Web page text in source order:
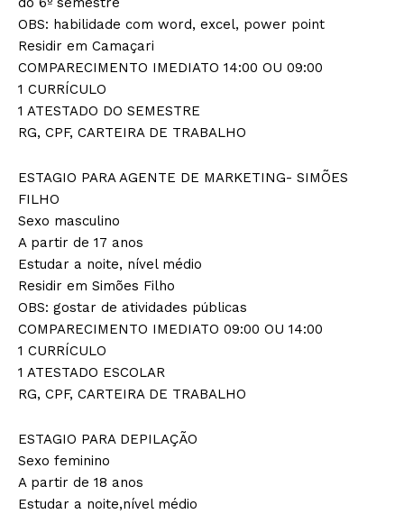
OBS: habilidade com word, excel, power point
Residir em Camaçari
COMPARECIMENTO IMEDIATO 14:00 OU 09:00
1 CURRÍCULO
1 ATESTADO DO SEMESTRE
RG, CPF, CARTEIRA DE TRABALHO
ESTAGIO PARA AGENTE DE MARKETING- SIMÕES
FILHO
Sexo masculino
A partir de 17 anos
Estudar a noite, nível médio
Residir em Simões Filho
OBS: gostar de atividades públicas
COMPARECIMENTO IMEDIATO 09:00 OU 14:00
1 CURRÍCULO
1 ATESTADO ESCOLAR
RG, CPF, CARTEIRA DE TRABALHO
ESTAGIO PARA DEPILAÇÃO
Sexo feminino
A partir de 18 anos
Estudar a noite,nível médio